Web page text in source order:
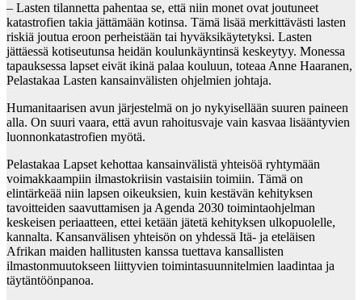
– Lasten tilannetta pahentaa se, että niin monet ovat joutuneet
katastrofien takia jättämään kotinsa. Tämä lisää merkittävästi lasten
riskiä joutua eroon perheistään tai hyväksikäytetyksi. Lasten
jättäessä kotiseutunsa heidän koulunkäyntinsä keskeytyy. Monessa
tapauksessa lapset eivät ikinä palaa kouluun, toteaa Anne Haaranen,
Pelastakaa Lasten kansainvälisten ohjelmien johtaja.
Humanitaarisen avun järjestelmä on jo nykyisellään suuren paineen
alla. On suuri vaara, että avun rahoitusvaje vain kasvaa lisääntyvien
luonnonkatastrofien myötä.
Pelastakaa Lapset kehottaa kansainvälistä yhteisöä ryhtymään
voimakkaampiin ilmastokriisin vastaisiin toimiin. Tämä on
elintärkeää niin lapsen oikeuksien, kuin kestävän kehityksen
tavoitteiden saavuttamisen ja Agenda 2030 toimintaohjelman
keskeisen periaatteen, ettei ketään jätetä kehityksen ulkopuolelle,
kannalta. Kansanvälisen yhteisön on yhdessä Itä- ja eteläisen
Afrikan maiden hallitusten kanssa tuettava kansallisten
ilmastonmuutokseen liittyvien toimintasuunnitelmien laadintaa ja
täytäntöönpanoa.